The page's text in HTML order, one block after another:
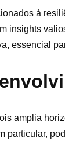
à
insights
essencial
amplia
particular,